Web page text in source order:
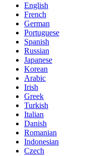
English
French
German
Portuguese
Spanish
Russian
Japanese
Korean
Arabic
Irish
Greek
Turkish
Italian
Danish
Romanian
Indonesian
Czech